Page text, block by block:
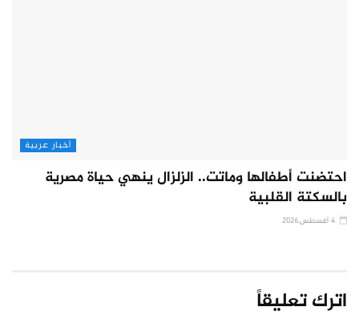
أخبار عربية
احتضنت أطفالها وماتت.. الزلزال ينهي حياة مصرية
بالسكتة القلبية
اترك تعليقاً